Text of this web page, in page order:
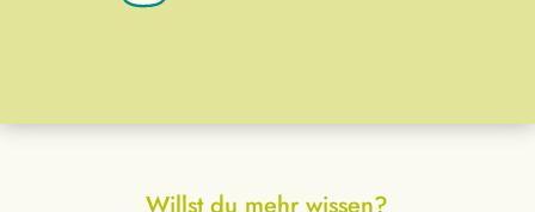
Willst du mehr wissen?